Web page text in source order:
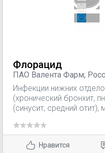
Флорацид
ПАО Валента Фарм,
Инфекции нижних
(хронический бронхит,
(синусит, средний
(в т.ч. урогенитальный
тканей (нагноившиеся
фурункулы).
Нравится